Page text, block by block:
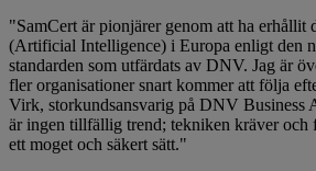
"SamCert är pionjärer genom att ha erhållit
(Artificial Intelligence) i Europa enligt den
standarden som utfärdats av DNV. Jag är
fler organisationer snart kommer att följa
Virk, storkundsansvarig på DNV Business
är ingen tillfällig trend; tekniken kräver och
ett moget och säkert sätt."